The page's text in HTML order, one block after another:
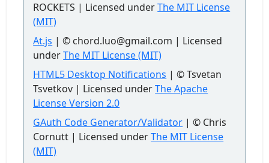
ROCKETS | Licensed underThe MIT License
(MIT)
At.js | © chord.luo@gmail.com | Licensed
underThe MIT License (MIT)
HTML5 Desktop Notifications | © Tsvetan
Tsvetkov | Licensed underThe Apache
License Version 2.0
GAuth Code Generator/Validator | © Chris
Cornutt | Licensed underThe MIT License
(MIT)